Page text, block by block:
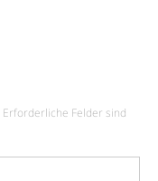
Erforderliche Felder sind